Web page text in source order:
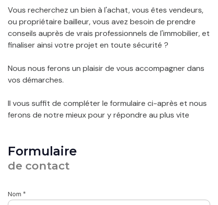
contact
Vous recherchez un bien à l'achat, vous êtes vendeurs,
ou propriétaire bailleur, vous avez besoin de prendre
conseils auprès de vrais professionnels de l'immobilier, et
finaliser ainsi votre projet en toute sécurité ?
Nous nous ferons un plaisir de vous accompagner dans
vos démarches.
Il vous suffit de compléter le formulaire ci-après et nous
ferons de notre mieux pour y répondre au plus vite
Formulaire
de contact
Nom *